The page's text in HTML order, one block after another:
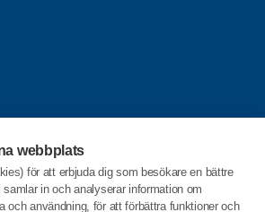
webbplats
för att erbjuda dig som besökare en bättre
in och analyserar information om
och användning, för att förbättra funktioner och